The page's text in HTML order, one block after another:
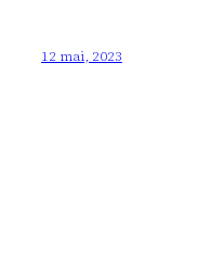
12 mai, 2023